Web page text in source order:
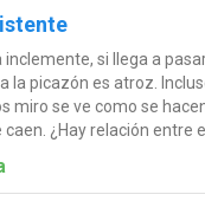
si llega a
la picazón es atroz.
miro se ve como se
¿Hay relación entre